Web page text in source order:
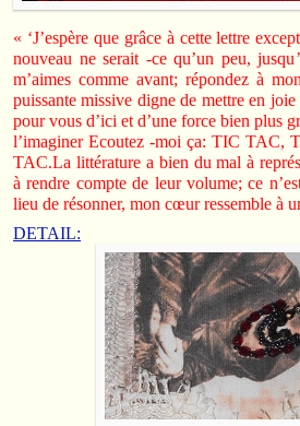
« ‘J’espère que grâce à cette lettre
nouveau ne serait -ce qu’un peu,
m’aimes comme avant; répondez à
puissante missive digne de mettre en
pour vous d’ici et d’une force bien plus
l’imaginer Ecoutez -moi ça: TIC
TAC.La littérature a bien du mal à
à rendre compte de leur volume; ce
lieu de résonner, mon cœur ressemble à
DETAIL: